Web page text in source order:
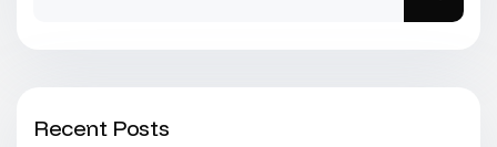
Recent Posts